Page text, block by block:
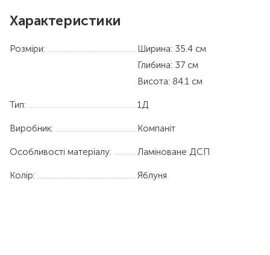
Характеристики
Розміри:
Ширина: 35.4 см
Глибина: 37 см
Висота: 84.1 см
Тип: 1Д
Виробник: Компаніт
Особливості матеріалу: Ламіноване ДСП
Колір: Яблуня